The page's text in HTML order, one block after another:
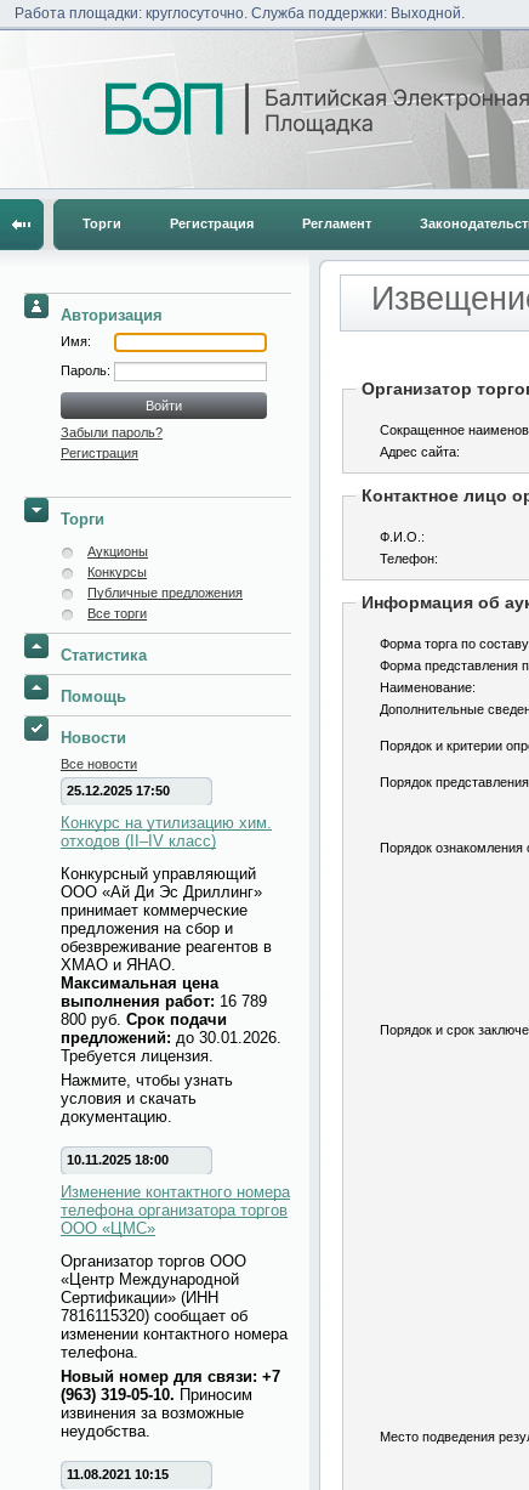
Работа площадки: круглосуточно. Служба поддержки: Выходной.
Торги Регистрация Регламент
Авторизация
Имя:
Пароль:
Забыли пароль?
Регистрация
Торги
Аукционы
Конкурсы
Публичные предложения
Все торги
Статистика
Помощь
Новости
Все новости
25.12.2025 17:50
Конкурс на утилизацию хим.
отходов (II–IV класс)
Конкурсный управляющий
ООО «Ай Ди Эс Дриллинг»
принимает коммерческие
предложения на сбор и
обезвреживание реагентов в
ХМАО и ЯНАО.
Максимальная цена
выполнения работ: 16 789
800 руб. Срок подачи
предложений: до 30.01.2026.
Требуется лицензия.
Нажмите, чтобы узнать
условия и скачать
документацию.
10.11.2025 18:00
Изменение контактного номера
телефона организатора торгов
ООО «ЦМС»
Организатор торгов ООО
«Центр Международной
Сертификации» (ИНН
7816115320) сообщает об
изменении контактного номера
телефона.
Новый номер для связи: +7
(963) 319-05-10. Приносим
извинения за возможные
неудобства.
11.08.2021 10:15
Организатор
Сокращенное
Адрес сайта:
Контактное лицо
Ф.И.О.:
Телефон:
Информация об
Форма торга по
Форма представления
Наименование:
Дополнительные
Порядок и критерии
Порядок
Порядок
Порядок и срок
Место подведения